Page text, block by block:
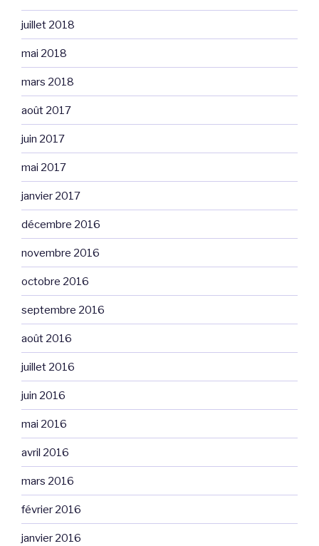
juillet 2018
mai 2018
mars 2018
août 2017
juin 2017
mai 2017
janvier 2017
décembre 2016
novembre 2016
octobre 2016
septembre 2016
août 2016
juillet 2016
juin 2016
mai 2016
avril 2016
mars 2016
février 2016
janvier 2016